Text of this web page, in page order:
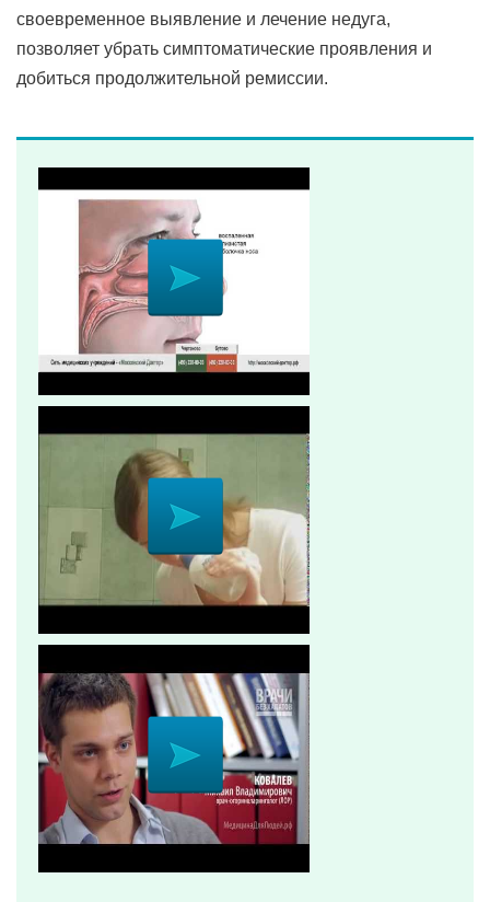
своевременное выявление и лечение недуга,
позволяет убрать симптоматические проявления и
добиться продолжительной ремиссии.